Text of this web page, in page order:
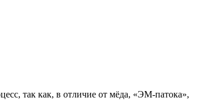
так как, в отличие от мёда, «ЭМ-патока»,